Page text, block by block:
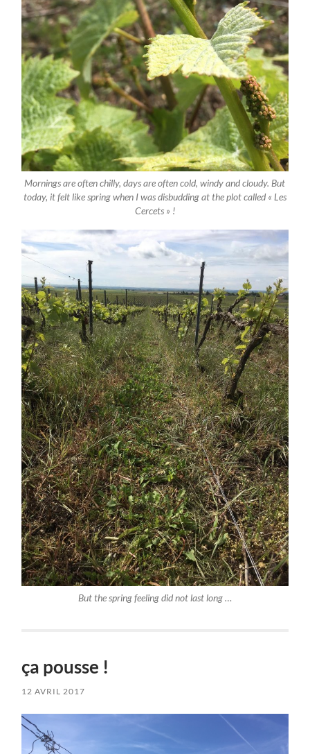
Mornings are often chilly, days are often cold, windy and cloudy. But
today, it felt like spring when I was disbudding at the plot called « Les
Cercets » !
But the spring feeling did not last long …
ça pousse !
12 AVRIL 2017